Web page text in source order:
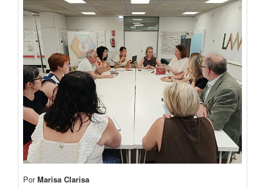
PorMarisa Clarisa